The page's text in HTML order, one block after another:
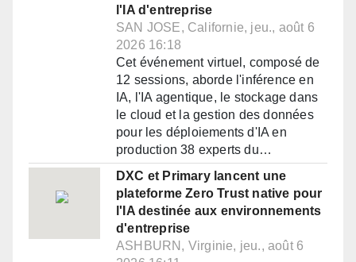
l'IA d'entreprise
SAN JOSE, Californie, jeu., août 6
2026 16:18
Cet événement virtuel, composé de
12 sessions, aborde l'inférence en
IA, l'IA agentique, le stockage dans
le cloud et la gestion des données
pour les déploiements d'IA en
production 38 experts du…
DXC et Primary lancent une
plateforme Zero Trust native pour
l'IA destinée aux environnements
d'entreprise
ASHBURN, Virginie, jeu., août 6